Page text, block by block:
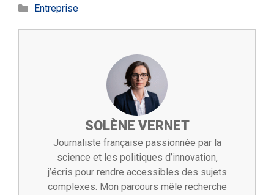
Catégories
Entreprise
SOLÈNE VERNET
Journaliste française passionnée par la
science et les politiques d’innovation,
j’écris pour rendre accessibles des sujets
complexes. Mon parcours mêle recherche